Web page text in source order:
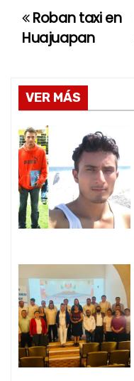
N
v
e
g
a
c
i
ó
n
d
e
Roban taxi en
Huajuapan
VER MÁS